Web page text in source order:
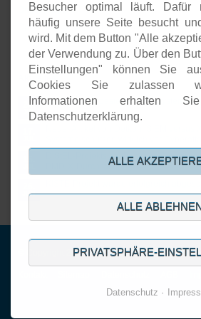
Onlineshops
Open-Source-Support
24.
JUL
Open Source basierte SIEM-Systeme im
DiStEL-Projekts bei Bosch in
PMD-X-Durchstichprojekte
JUN
© Copyright 2001-2026. DECOIT GmbH & Co.
Besucher optimal läuft. Dafür
häufig unsere Seite besucht
wird. Mit dem Button "Alle
der Verwendung zu. Über den
Einstellungen" können Sie
Cookies Sie zulassen
Informationen erhalten
Datenschutzerklärung.
ALLE
ALLE
PRIVATSPHÄRE-
Datenschutz